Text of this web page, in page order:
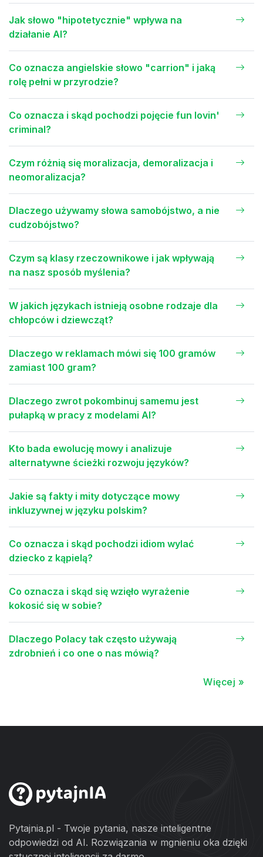
Jak słowo "hipotetycznie" wpływa na
działanie AI?
Co oznacza angielskie słowo "carrion" i jaką
rolę pełni w przyrodzie?
Co oznacza i skąd pochodzi pojęcie fun lovin'
criminal?
Czym różnią się moralizacja, demoralizacja i
neomoralizacja?
Dlaczego używamy słowa samobójstwo, a nie
cudzobójstwo?
Czym są klasy rzeczownikowe i jak wpływają
na nasz sposób myślenia?
W jakich językach istnieją osobne rodzaje dla
chłopców i dziewcząt?
Dlaczego w reklamach mówi się 100 gramów
zamiast 100 gram?
Dlaczego zwrot pokombinuj samemu jest
pułapką w pracy z modelami AI?
Kto bada ewolucję mowy i analizuje
alternatywne ścieżki rozwoju języków?
Jakie są fakty i mity dotyczące mowy
inkluzywnej w języku polskim?
Co oznacza i skąd pochodzi idiom wylać
dziecko z kąpielą?
Co oznacza i skąd się wzięło wyrażenie
kokosić się w sobie?
Dlaczego Polacy tak często używają
zdrobnień i co one o nas mówią?
Więcej »
Pytajnia.pl - Twoje pytania, nasze inteligentne
odpowiedzi od AI. Rozwiązania w mgnieniu oka dzięki